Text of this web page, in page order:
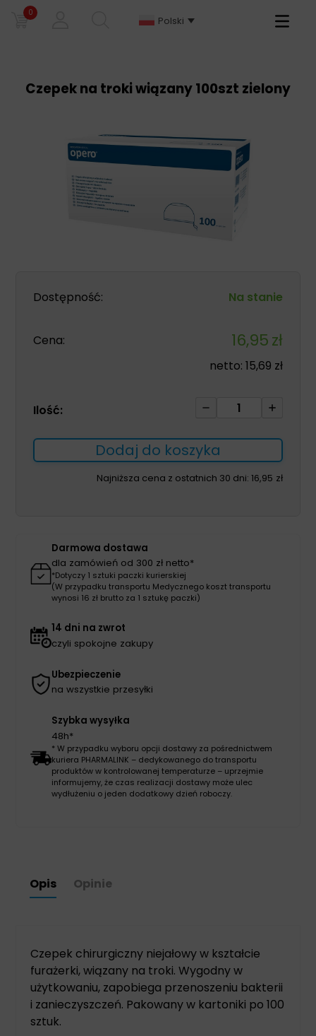
0
Polski
Primary
Czepek na troki wiązany 100szt zielony
Dostępność: Na stanie
Cena: 16,95zł
netto: 15,69 zł
Ilość:
ilość
na
troki
wiązany
Dodaj do koszyka
Najniższa cena z ostatnich 30 dni: 16,95 zł
Darmowa dostawa
dla zamówień od 300 zł netto*
*Dotyczy 1 sztuki paczki kurierskiej
(W przypadku transportu Medycznego koszt transportu
wynosi 16 zł brutto za 1 sztukę paczki)
14 dni na zwrot
czyli spokojne zakupy
Ubezpieczenie
na wszystkie przesyłki
Szybka wysyłka
48h*
* W przypadku wyboru opcji dostawy za pośrednictwem
kuriera PHARMALINK – dedykowanego do transportu
produktów w kontrolowanej temperaturze – uprzejmie
informujemy, że czas realizacji dostawy może ulec
wydłużeniu o jeden dodatkowy dzień roboczy.
Opis Opinie
Czepek chirurgiczny niejałowy w kształcie
furażerki, wiązany na troki. Wygodny w
użytkowaniu, zapobiega przenoszeniu bakterii
i zanieczyszczeń. Pakowany w kartoniki po 100
sztuk.